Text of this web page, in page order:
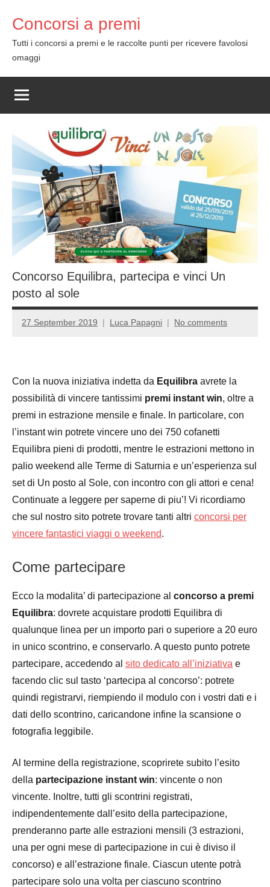
content
Concorsi a premi
Tutti i concorsi a premi e le raccolte punti per ricevere favolosi
omaggi
Concorso Equilibra, partecipa e vinci Un
posto al sole
27 September 2019 Luca Papagni No comments
Con la nuova iniziativa indetta da Equilibra avrete la
possibilità di vincere tantissimi premi instant win, oltre a
premi in estrazione mensile e finale. In particolare, con
l’instant win potrete vincere uno dei 750 cofanetti
Equilibra pieni di prodotti, mentre le estrazioni mettono in
palio weekend alle Terme di Saturnia e un’esperienza sul
set di Un posto al Sole, con incontro con gli attori e cena!
Continuate a leggere per saperne di piu’! Vi ricordiamo
che sul nostro sito potrete trovare tanti altri concorsi per
vincere fantastici viaggi o weekend.
Come partecipare
Ecco la modalita’ di partecipazione al concorso a premi
Equilibra: dovrete acquistare prodotti Equilibra di
qualunque linea per un importo pari o superiore a 20 euro
in unico scontrino, e conservarlo. A questo punto potrete
partecipare, accedendo al sito dedicato all’iniziativa e
facendo clic sul tasto ‘partecipa al concorso’: potrete
quindi registrarvi, riempiendo il modulo con i vostri dati e i
dati dello scontrino, caricandone infine la scansione o
fotografia leggibile.
Al termine della registrazione, scoprirete subito l’esito
della partecipazione instant win: vincente o non
vincente. Inoltre, tutti gli scontrini registrati,
indipendentemente dall’esito della partecipazione,
prenderanno parte alle estrazioni mensili (3 estrazioni,
una per ogni mese di partecipazione in cui è diviso il
concorso) e all’estrazione finale. Ciascun utente potrà
partecipare solo una volta per ciascuno scontrino